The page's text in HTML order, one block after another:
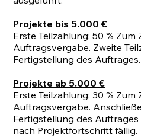
Projekte bis 5.000 €
Erste Teilzahlung: 50 %
Auftragsvergabe. Zweite
Fertigstellung des Auftrages.
Projekte ab 5.000 €
Erste Teilzahlung: 30 %
Auftragsvergabe.
Fertigstellung des
nach Projektfortschritt fällig.